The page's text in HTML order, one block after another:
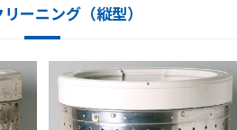
ーニング（縦型）